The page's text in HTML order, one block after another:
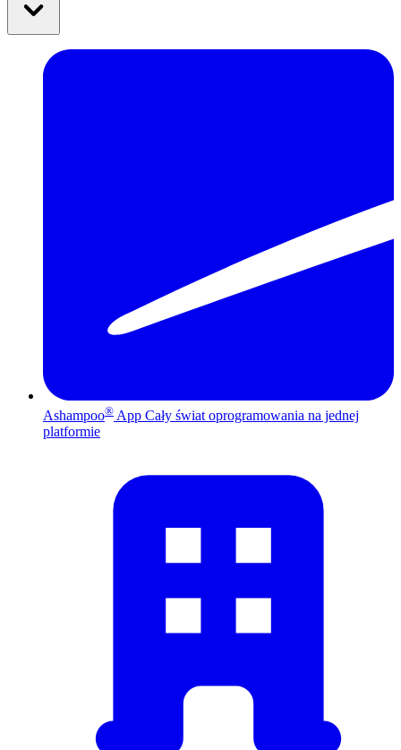
Ashampoo® App Cały świat oprogramowania na jednej
platformie